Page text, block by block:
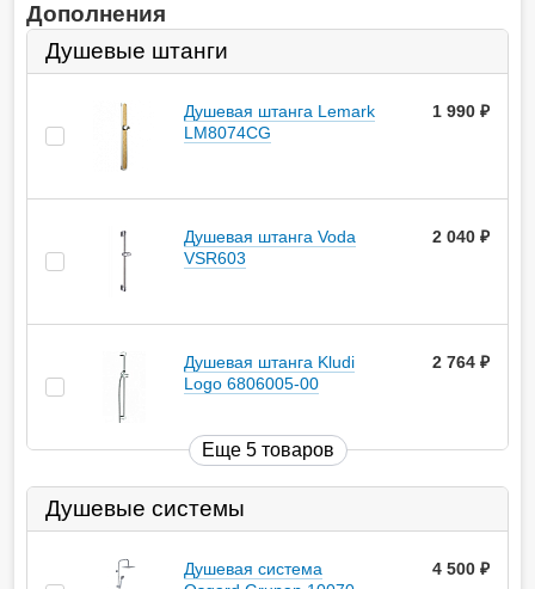
Дополнения
Душевые штанги
Душевая штанга Lemark
LM8074CG
1 990
Душевая штанга Voda
VSR603
2 040
Душевая штанга Kludi
Logo 6806005-00
2 764
Еще 5 товаров
Душевые системы
Душевая система
4 500